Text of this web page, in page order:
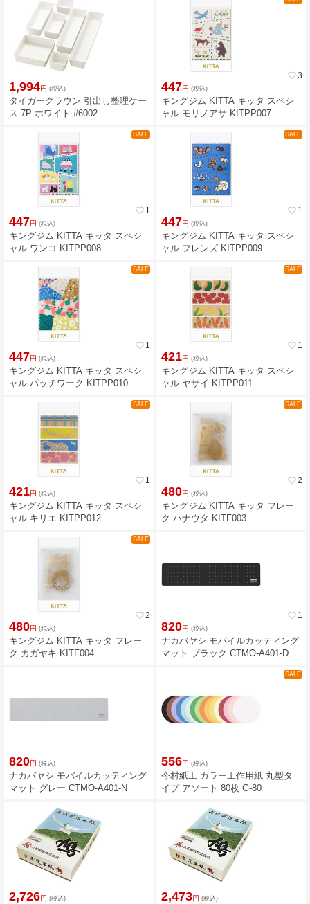
1,994円 (税込)
タイガークラウン 引出し整理ケー
ス 7P ホワイト #6002
favorite_border3
447円 (税込)
キングジム KITTA キッタ スペシ
ャル モリノアサ KITPP007
favorite_border 1
SALE
447円 (税込)
キングジム KITTA キッタ スペシ
ャル ワンコ KITPP008
favorite_border 1
SALE
447円 (税込)
キングジム KITTA キッタ スペシ
ャル フレンズ KITPP009
favorite_border 1
SALE
447円 (税込)
キングジム KITTA キッタ スペシ
ャル パッチワーク KITPP010
favorite_border 1
SALE
421円 (税込)
キングジム KITTA キッタ スペシ
ャル ヤサイ KITPP011
favorite_border 1
SALE
421円 (税込)
キングジム KITTA キッタ スペシ
ャル キリエ KITPP012
favorite_border2
SALE
480円 (税込)
キングジム KITTA キッタ フレー
ク ハナウタ KITF003
favorite_border2
SALE
480円 (税込)
キングジム KITTA キッタ フレー
ク カガヤキ KITF004
favorite_border 1
820円 (税込)
ナカバヤシ モバイルカッティング
マット ブラック CTMO-A401-D
820円 (税込)
ナカバヤシ モバイルカッティング
マット グレー CTMO-A401-N
SALE
556円 (税込)
今村紙工 カラー工作用紙 丸型タ
イプ アソート 80枚 G-80
2,726円 (税込) 2,473円 (税込)